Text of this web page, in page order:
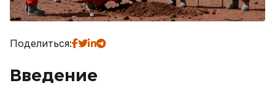
Поделиться:
Введение